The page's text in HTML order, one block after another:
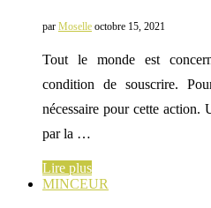
par Moselle octobre 15, 2021
Tout le monde est
condition de souscrire.
nécessaire pour cette action.
par la …
Lire plus
MINCEUR